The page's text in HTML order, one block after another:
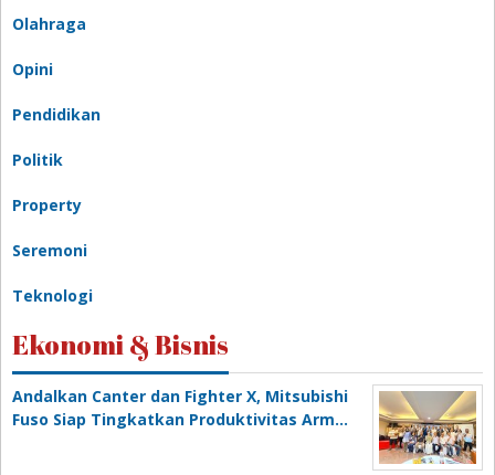
Olahraga
Opini
Pendidikan
Politik
Property
Seremoni
Teknologi
Ekonomi & Bisnis
Andalkan Canter dan Fighter X, Mitsubishi
Fuso Siap Tingkatkan Produktivitas Arm…